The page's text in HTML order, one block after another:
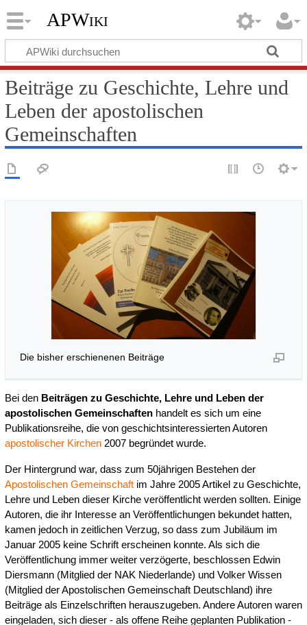
APWiki
Beiträge zu Geschichte, Lehre und
Leben der apostolischen
Gemeinschaften
Die bisher erschienenen Beiträge
Bei den Beiträgen zu Geschichte, Lehre und Leben der
apostolischen Gemeinschaftenhandelt es sich um eine
Publikationsreihe, die von geschichtsinteressierten Autoren
apostolischer Kirchen2007 begründet wurde.
Der Hintergrund war, dass zum 50jährigen Bestehen der
Apostolischen Gemeinschaftim Jahre 2005 Artikel zu Geschichte,
Lehre und Leben dieser Kirche veröffentlicht werden sollten. Einige
Autoren, die ihr Interesse an Veröffentlichungen bekundet hatten,
kamen jedoch in zeitlichen Verzug, so dass zum Jubiläum im
Januar 2005 keine Schrift erscheinen konnte. Als sich die
Veröffentlichung immer weiter verzögerte, beschlossen Edwin
Diersmann (Mitglied der NAK Niederlande) und Volker Wissen
(Mitglied der Apostolischen Gemeinschaft Deutschland) ihre
Beiträge als Einzelschriften herauszugeben. Andere Autoren waren
eingeladen, sich dieser - als offene Reihe geplanten Publikation -